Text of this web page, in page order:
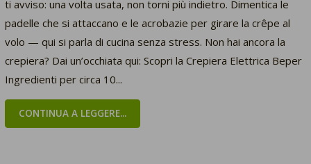
ti avviso: una volta usata, non torni più indietro. Dimentica le
padelle che si attaccano e le acrobazie per girare la crêpe al
volo — qui si parla di cucina senza stress. Non hai ancora la
crepiera? Dai un’occhiata qui: Scopri la Crepiera Elettrica Beper
Ingredienti per circa 10...
CONTINUA A LEGGERE...